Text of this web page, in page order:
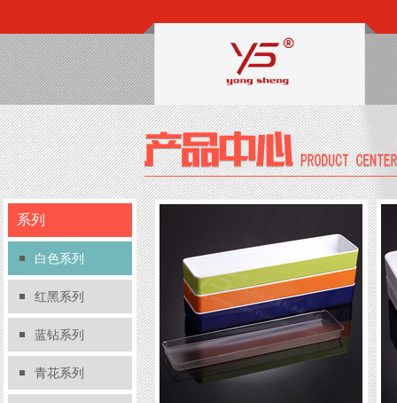
系列
白色系列
红黑系列
蓝钻系列
青花系列